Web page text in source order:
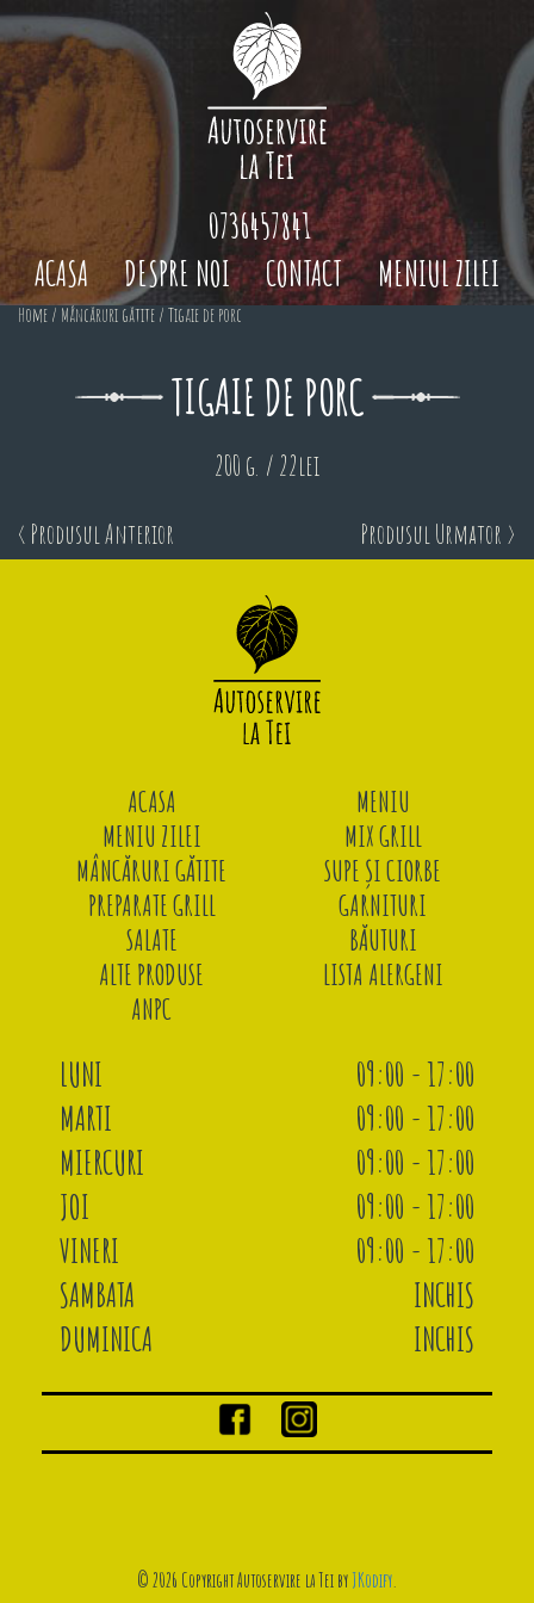
ACASA DESPRE NOI CONTACT MENIUL ZILEI
0736457841
Home / Mâncăruri gătite / Tigaie de porc
TIGAIE DE PORC
200 g. / 22lei
< Produsul Anterior Produsul Urmator >
ACASA
MENIU
MENIU ZILEI
MIX GRILL
MÂNCĂRURI GĂTITE
SUPE ȘI CIORBE
PREPARATE GRILL
GARNITURI
SALATE
BĂUTURI
ALTE PRODUSE
LISTA ALERGENI
ANPC
LUNI
09:00 - 17:00
MARTI
09:00 - 17:00
MIERCURI
09:00 - 17:00
JOI
09:00 - 17:00
VINERI
09:00 - 17:00
SAMBATA
INCHIS
DUMINICA
INCHIS
© 2026 Copyright Autoservire la Tei byJKodify.